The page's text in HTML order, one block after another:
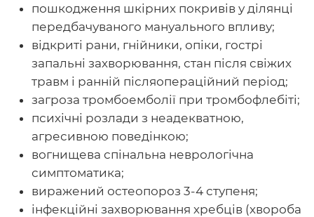
пошкодження шкірних покривів у ділянці
передбачуваного мануального впливу;
відкриті рани, гнійники, опіки, гострі
запальні захворювання, стан після свіжих
травм і ранній післяопераційний період;
загроза тромбоемболії при тромбофлебіті;
психічні розлади з неадекватною,
агресивною поведінкою;
вогнищева спінальна неврологічна
симптоматика;
виражений остеопороз 3-4 ступеня;
інфекційні захворювання хребців (хвороба